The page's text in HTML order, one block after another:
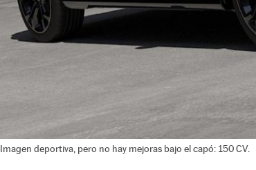
Imagen deportiva, pero no hay mejoras bajo el capó: 150 CV.